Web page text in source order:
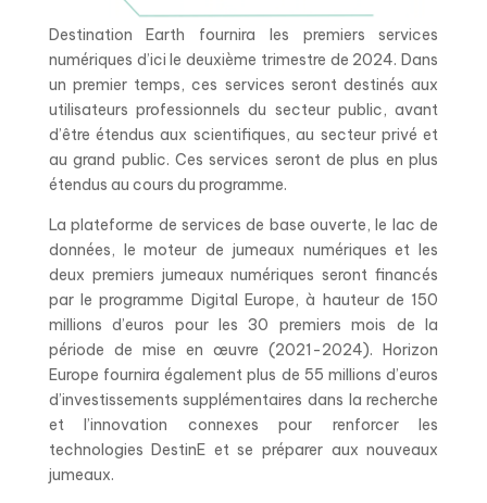
Destination Earth fournira les premiers services
numériques d’ici le deuxième trimestre de 2024. Dans
un premier temps, ces services seront destinés aux
utilisateurs professionnels du secteur public, avant
d’être étendus aux scientifiques, au secteur privé et
au grand public. Ces services seront de plus en plus
étendus au cours du programme.
La plateforme de services de base ouverte, le lac de
données, le moteur de jumeaux numériques et les
deux premiers jumeaux numériques seront financés
par le programme Digital Europe, à hauteur de 150
millions d’euros pour les 30 premiers mois de la
période de mise en œuvre (2021-2024). Horizon
Europe fournira également plus de 55 millions d’euros
d’investissements supplémentaires dans la recherche
et l’innovation connexes pour renforcer les
technologies DestinE et se préparer aux nouveaux
jumeaux.